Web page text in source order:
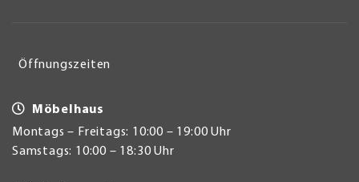
Öffnungszeiten
Möbelhaus
Montags – Freitags: 10:00 – 19:00 Uhr
Samstags: 10:00 – 18:30 Uhr